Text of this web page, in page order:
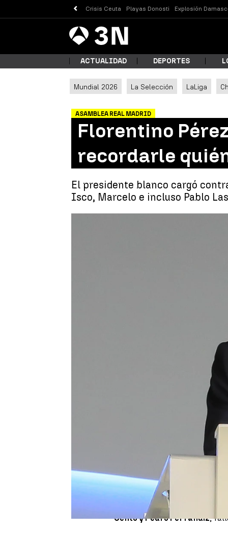
Crisis Ceuta Playas Donosti Explosión
Antena
3 Noticias
ACTUALIDAD DEPORTES
Mundial 2026 La Selección LaLiga
ASAMBLEA REAL MADRID
Florentino
recordarle
El presidente blanco cargó
Isco, Marcelo e incluso Pablo
02 de octubre de 2022,
Florentino Pérez ha hecho
acontecido en los últimos
13 millones de ganancias del
mencionó el doblete,se
especialmente c
El mandatario blanco quiso
suceso ocurrido esta
más de 120 muertos. También
Gento y Pedro Ferrándiz,